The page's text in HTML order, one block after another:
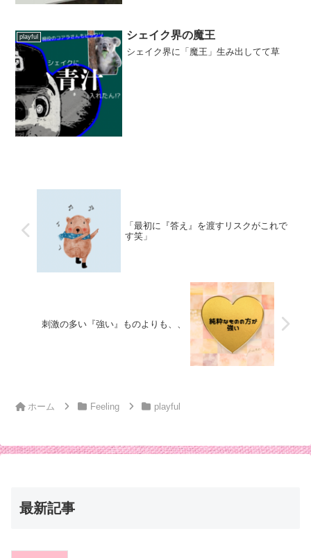
playful シェイク界の魔王
シェイク界に「魔王」生み出してて草
「最初に『答え』を渡すリスクがこれで
す笑」
刺激の多い『強い』ものよりも、、
ホーム Feeling playful
最新記事